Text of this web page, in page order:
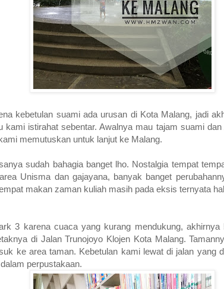
kebetulan suami ada urusan di Kota Malang, jadi
kami istirahat sebentar. Awalnya mau tajam suami
memutuskan untuk lanjut ke Malang.
sudah bahagia banget lho. Nostalgia tempat
Unisma dan gajayana, banyak banget
makan zaman kuliah masih pada eksis ternyata
3 karena cuaca yang kurang mendukung,
di Jalan Trunojoyo Klojen Kota Malang.
ke area taman. Kebetulan kami lewat di jalan yang
perpustakaan.